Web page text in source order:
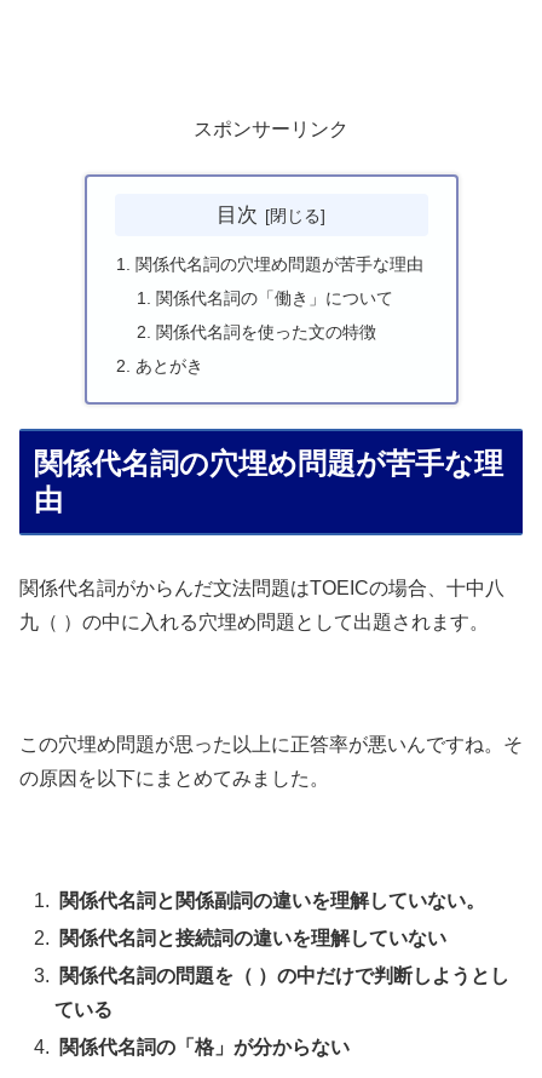
スポンサーリンク
目次
関係代名詞の穴埋め問題が苦手な理由
関係代名詞の「働き」について
関係代名詞を使った文の特徴
あとがき
関係代名詞の穴埋め問題が苦手な理
由
関係代名詞がからんだ文法問題はTOEICの場合、十中八
九（ ）の中に入れる穴埋め問題として出題されます。
この穴埋め問題が思った以上に正答率が悪いんですね。そ
の原因を以下にまとめてみました。
関係代名詞と関係副詞の違いを理解していない。
関係代名詞と接続詞の違いを理解していない
関係代名詞の問題を（ ）の中だけで判断しようとし
ている
関係代名詞の「格」が分からない